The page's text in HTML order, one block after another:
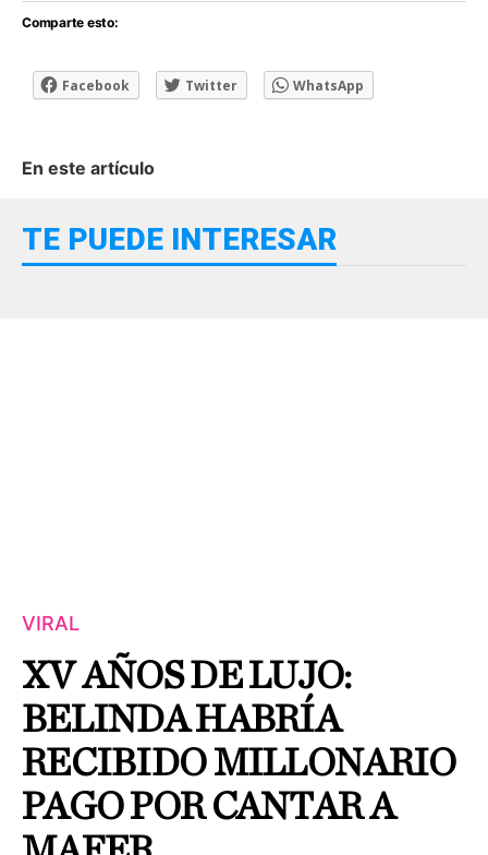
Comparte esto:
Facebook Twitter WhatsApp
En este artículo
TE PUEDE INTERESAR
VIRAL
XV AÑOS DE LUJO:
BELINDA HABRÍA
RECIBIDO MILLONARIO
PAGO POR CANTAR A